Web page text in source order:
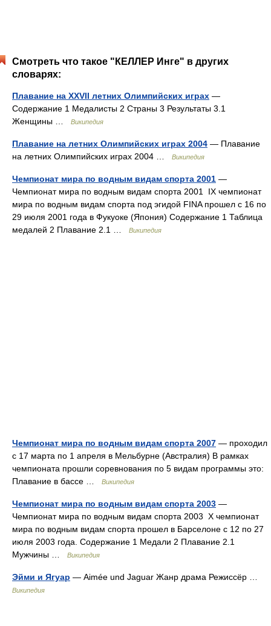
Смотреть что такое "КЕЛЛЕР Инге" в других
словарях:
Плавание на XXVII летних Олимпийских играх —
Содержание 1 Медалисты 2 Страны 3 Результаты 3.1
Женщины …
Википедия
Плавание на летних Олимпийских играх 2004 — Плавание
на летних Олимпийских играх 2004 …
Википедия
Чемпионат мира по водным видам спорта 2001 —
Чемпионат мира по водным видам спорта 2001 IX чемпионат
мира по водным видам спорта под эгидой FINA прошел с 16 по
29 июля 2001 года в Фукуоке (Япония) Содержание 1 Таблица
медалей 2 Плавание 2.1 …
Википедия
Чемпионат мира по водным видам спорта 2007 — проходил
с 17 марта по 1 апреля в Мельбурне (Австралия) В рамках
чемпионата прошли соревнования по 5 видам программы это:
Плавание в бассе …
Википедия
Чемпионат мира по водным видам спорта 2003 —
Чемпионат мира по водным видам спорта 2003 Х чемпионат
мира по водным видам спорта прошел в Барселоне с 12 по 27
июля 2003 года. Содержание 1 Медали 2 Плавание 2.1
Мужчины …
Википедия
Эйми и Ягуар — Aimée und Jaguar Жанр драма Режиссёр …
Википедия